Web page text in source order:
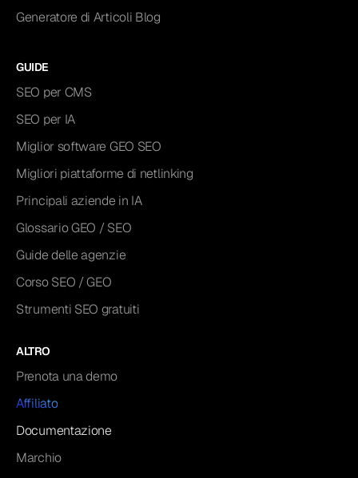
Generatore di Articoli Blog
GUIDE
SEO per CMS
SEO per IA
Miglior software GEO SEO
Migliori piattaforme di netlinking
Principali aziende in IA
Glossario GEO / SEO
Guide delle agenzie
Corso SEO / GEO
Strumenti SEO gratuiti
ALTRO
Prenota una demo
Affiliato
Documentazione
Marchio